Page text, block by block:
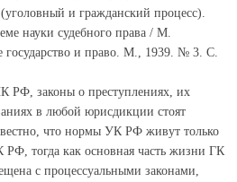
и гражданский процесс).
науки судебного права / М.
государство и право. М., 1939. № 3. С.
законы о преступлениях, их
в любой юрисдикции стоят
что нормы УК РФ живут только
тогда как основная часть жизни ГК
с процессуальными законами,